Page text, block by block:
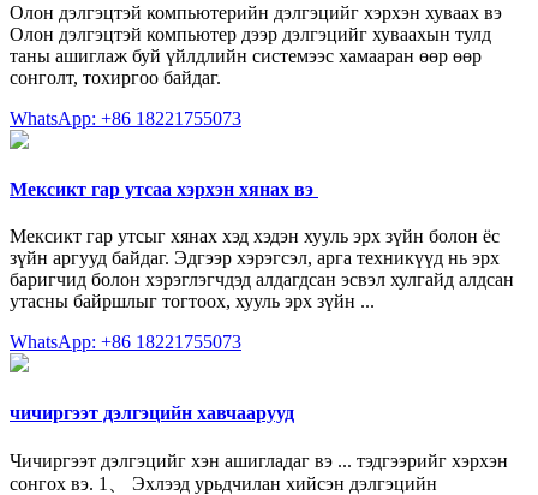
Олон дэлгэцтэй компьютерийн дэлгэцийг хэрхэн хуваах вэ
Олон дэлгэцтэй компьютер дээр дэлгэцийг хуваахын тулд
таны ашиглаж буй үйлдлийн системээс хамааран өөр өөр
сонголт, тохиргоо байдаг.
WhatsApp: +86 18221755073
Мексикт гар утсаа хэрхэн хянах вэ ️
Мексикт гар утсыг хянах хэд хэдэн хууль эрх зүйн болон ёс
зүйн аргууд байдаг. Эдгээр хэрэгсэл, арга техникүүд нь эрх
баригчид болон хэрэглэгчдэд алдагдсан эсвэл хулгайд алдсан
утасны байршлыг тогтоох, хууль эрх зүйн ...
WhatsApp: +86 18221755073
чичиргээт дэлгэцийн хавчаарууд
Чичиргээт дэлгэцийг хэн ашигладаг вэ ... тэдгээрийг хэрхэн
сонгох вэ. 1、 Эхлээд урьдчилан хийсэн дэлгэцийн